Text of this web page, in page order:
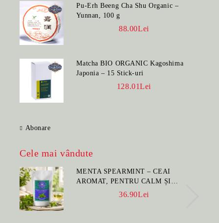
Pu-Erh Beeng Cha Shu Organic –
Yunnan, 100 g
88.00Lei
Matcha BIO ORGANIC Kagoshima
Japonia – 15 Stick-uri
128.01Lei
Abonare
Cele mai vândute
MENTA SPEARMINT – CEAI
AROMAT, PENTRU CALM ȘI
BENEFIC PENTRU SĂNĂTATE
36.90Lei